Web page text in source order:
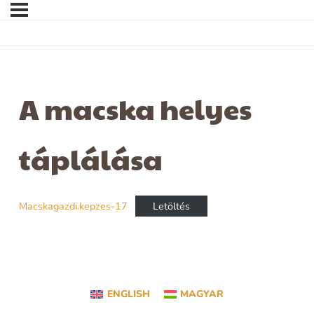
A macska helyes
táplálása
Macskagazdi.kepzes-17 Letöltés
ENGLISH MAGYAR